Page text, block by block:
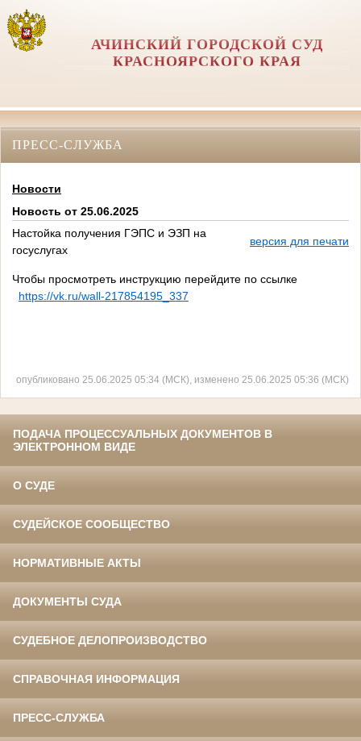
АЧИНСКИЙ ГОРОДСКОЙ СУД
КРАСНОЯРСКОГО КРАЯ
ПРЕСС-СЛУЖБА
Новости
Новость от 25.06.2025
Настойка получения ГЭПС и ЭЗП на
госуслугах
версия для печати
Чтобы просмотреть инструкцию перейдите по ссылке
https://vk.ru/wall-217854195_337
опубликовано 25.06.2025 05:34 (МСК), изменено 25.06.2025 05:36 (МСК)
ПОДАЧА ПРОЦЕССУАЛЬНЫХ ДОКУМЕНТОВ В
ЭЛЕКТРОННОМ ВИДЕ
О СУДЕ
СУДЕЙСКОЕ СООБЩЕСТВО
НОРМАТИВНЫЕ АКТЫ
ДОКУМЕНТЫ СУДА
СУДЕБНОЕ ДЕЛОПРОИЗВОДСТВО
СПРАВОЧНАЯ ИНФОРМАЦИЯ
ПРЕСС-СЛУЖБА